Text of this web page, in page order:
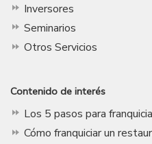
Inversores
Seminarios
Otros Servicios
Contenido de interés
Los 5 pasos para
Cómo franquiciar un